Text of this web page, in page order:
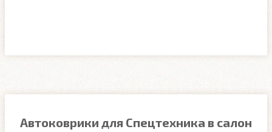
Автоковрики для Спецтехника в салон